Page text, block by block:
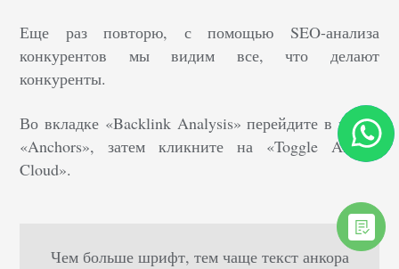
Еще раз повторю, с помощью SEO-анализа
конкурентов мы видим все, что делают
конкуренты.
Во вкладке «Backlink Analysis» перейдите в пункт
«Anchors», затем кликните на «Toggle Anchor
Cloud».
Чем больше шрифт, тем чаще текст анкора